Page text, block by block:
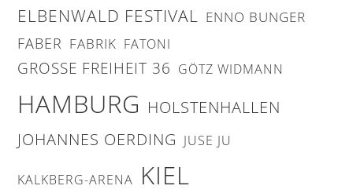
ELBENWALD FESTIVAL ENNO BUNGER
FABER FABRIK FATONI
GROSSE FREIHEIT 36 GÖTZ WIDMANN
HAMBURG HOLSTENHALLEN
JOHANNES OERDING JUSE JU
KALKBERG-ARENA KIEL